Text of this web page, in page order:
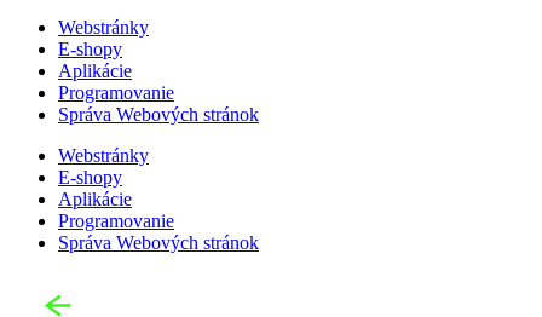
Webstránky
E-shopy
Aplikácie
Programovanie
Správa Webových stránok
Webstránky
E-shopy
Aplikácie
Programovanie
Správa Webových stránok